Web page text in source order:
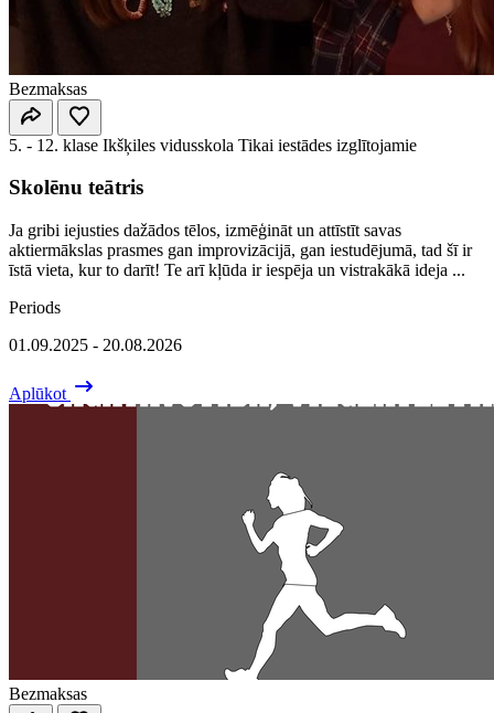
Bezmaksas
5. - 12. klase Ikšķiles vidusskola Tikai iestādes izglītojamie
Skolēnu teātris
Ja gribi iejusties dažādos tēlos, izmēģināt un attīstīt savas
aktiermākslas prasmes gan improvizācijā, gan iestudējumā, tad šī ir
īstā vieta, kur to darīt! Te arī kļūda ir iespēja un vistrakākā ideja ...
Periods
01.09.2025 - 20.08.2026
Aplūkot
Bezmaksas